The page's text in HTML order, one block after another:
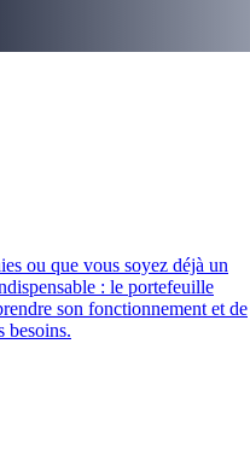
ou que vous soyez déjà un
: le portefeuille
son fonctionnement et de
besoins.